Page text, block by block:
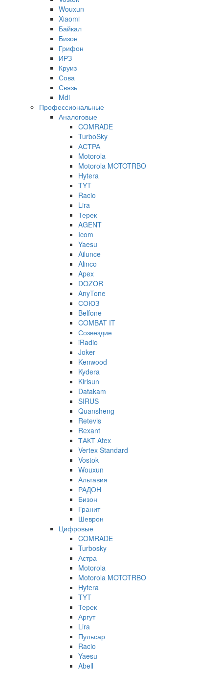
Wouxun
Xiaomi
Байкал
Бизон
Грифон
ИРЗ
Круиз
Сова
Связь
Mdi
Профессиональные
Аналоговые
COMRADE
TurboSky
АСТРА
Motorola
Motorola MOTOTRBO
Hytera
TYT
Racio
Lira
Терек
AGENT
Icom
Yaesu
Ailunce
Alinco
Apex
DOZOR
AnyTone
СОЮЗ
Belfone
COMBAT IT
Созвездие
iRadio
Joker
Kenwood
Kydera
Kirisun
Datakam
SIRUS
Quansheng
Retevis
Rexant
ТАКТ Atex
Vertex Standard
Vostok
Wouxun
Альтавия
РАДОН
Бизон
Гранит
Шеврон
Цифровые
COMRADE
Turbosky
Астра
Motorola
Motorola MOTOTRBO
Hytera
TYT
Терек
Аргут
Lira
Пульсар
Racio
Yaesu
Abell